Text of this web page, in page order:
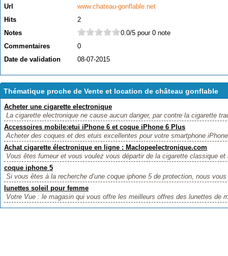
Url
www.chateau-gonflable.net
Hits
2
Notes
0.0/5 pour 0 note
Commentaires
0
Date de validation
08-07-2015
Thématique proche de Vente et location de château gonflable
Acheter une cigarette electronique
La cigarette electronique ne cause aucun danger, par contre la cigarette
Accessoires mobile:etui iPhone 6 et coque iPhone 6 Plus
Acheter des coques et des etuis excellentes pour votre smartphone
Achat cigarette électronique en ligne : Maclopeelectronique.com
Vous êtes fumeur et vous voulez vous départir de la cigarette classique et
coque iphone 5
Si vous êtes à la recherche d’une coque iphone 5 de protection, nous
lunettes soleil pour femme
Votre Vue : le magasin qui vous offre les meilleurs offres des lunettes de